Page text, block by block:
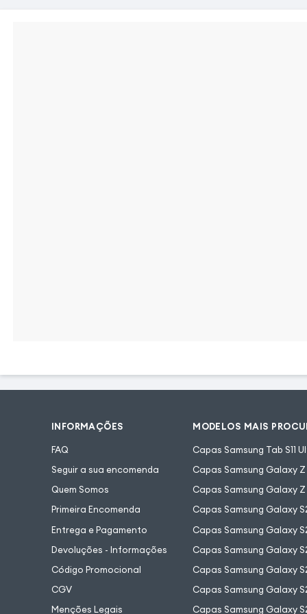
INFORMAÇÕES
FAQ
Seguir a sua encomenda
Quem Somos
Primeira Encomenda
Entrega e Pagamento
Devoluções - Informações
Código Promocional
CGV
Menções Legais
MODELOS MAIS
Capas Samsung Tab S11
Capas Samsung Galaxy Z
Capas Samsung Galaxy Z
Capas Samsung Galaxy
Capas Samsung Galaxy
Capas Samsung Galaxy
Capas Samsung Galaxy
Capas Samsung Galaxy
Capas Samsung Galaxy